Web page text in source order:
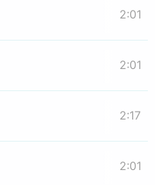
2:01
2:01
2:17
2:01